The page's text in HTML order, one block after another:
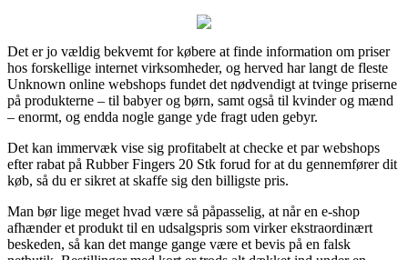
Det er jo vældig bekvemt for købere at finde information om priser
hos forskellige internet virksomheder, og herved har langt de fleste
Unknown online webshops fundet det nødvendigt at tvinge priserne
på produkterne – til babyer og børn, samt også til kvinder og mænd
– enormt, og endda nogle gange yde fragt uden gebyr.
Det kan immervæk vise sig profitabelt at checke et par webshops
efter rabat på Rubber Fingers 20 Stk forud for at du gennemfører dit
køb, så du er sikret at skaffe sig den billigste pris.
Man bør lige meget hvad være så påpasselig, at når en e-shop
afhænder et produkt til en udsalgspris som virker ekstraordinært
beskeden, så kan det mange gange være et bevis på en falsk